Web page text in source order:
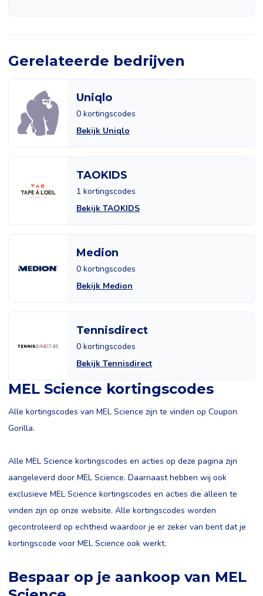
Gerelateerde bedrijven
Uniqlo
0 kortingscodes
Bekijk Uniqlo
TAOKIDS
1 kortingscodes
Bekijk TAOKIDS
Medion
0 kortingscodes
Bekijk Medion
Tennisdirect
0 kortingscodes
Bekijk Tennisdirect
MEL Science kortingscodes
Alle kortingscodes van MEL Science zijn te vinden op Coupon
Gorilla.
Alle MEL Science kortingscodes en acties op deze pagina zijn
aangeleverd door MEL Science. Daarnaast hebben wij ook
exclusieve MEL Science kortingscodes en acties die alleen te
vinden zijn op onze website. Alle kortingscodes worden
gecontroleerd op echtheid waardoor je er zeker van bent dat je
kortingscode voor MEL Science ook werkt.
Bespaar op je aankoop van MEL